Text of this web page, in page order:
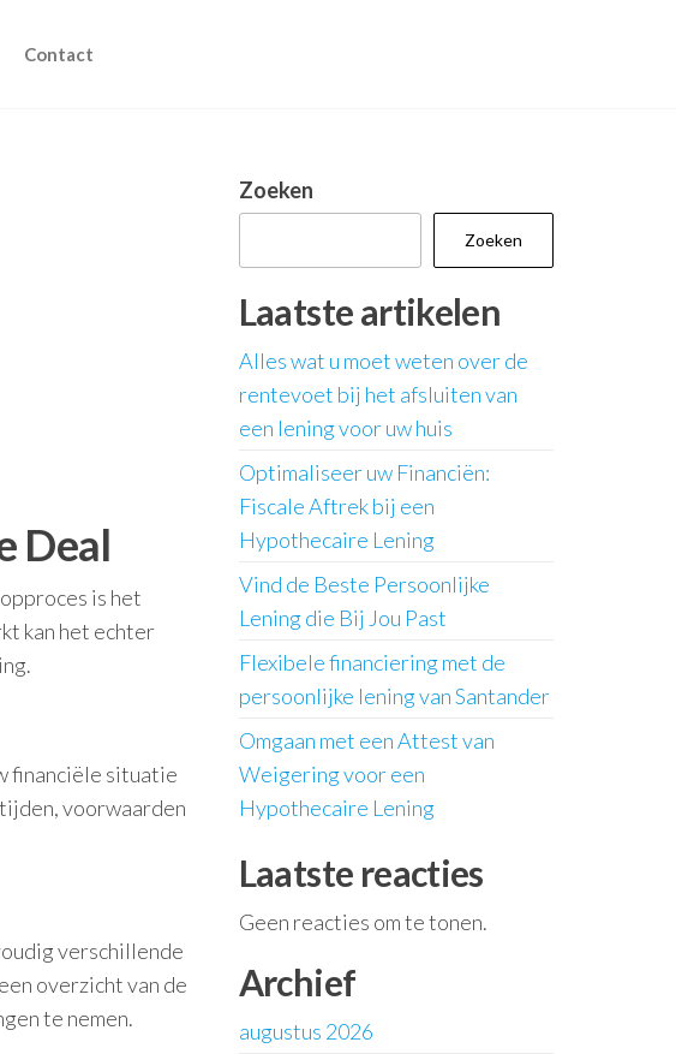
Contact
Deal
is het
kan het echter
financiële situatie
voorwaarden
verschillende
overzicht van de
te nemen.
Zoeken
Zoeken
Laatste artikelen
Alles wat u moet weten over de
rentevoet bij het afsluiten van
een lening voor uw huis
Optimaliseer uw Financiën:
Fiscale Aftrek bij een
Hypothecaire Lening
Vind de Beste Persoonlijke
Lening die Bij Jou Past
Flexibele financiering met de
persoonlijke lening van Santander
Omgaan met een Attest van
Weigering voor een
Hypothecaire Lening
Laatste reacties
Geen reacties om te tonen.
Archief
augustus 2026